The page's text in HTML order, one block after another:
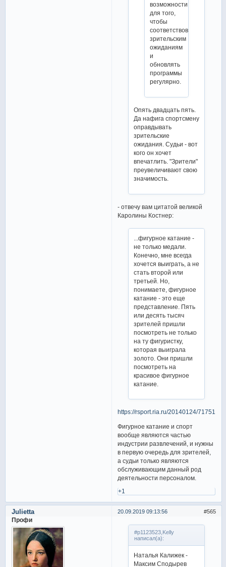
возможности
для того,
чтобы
соответствовать
зрительским
ожиданиям
и
обновлять
программы
регулярно.
Опять двадцать пять.
Да нафига спортсмену
оправдывать
зрительские
ожидания. Судьи - вот
кого он хочет
впечатлить. "Зрители"
преувеличивают свою
значимость.
- отвечу вам цитатой великой
Каролины Костнер:
...фигурное катание -
не только медали.
Конечно, мне всегда
хочется выиграть, а не
стать второй или
третьей. Но,
понимаете, фигурное
катание - это еще
представление. Пять
или десять тысяч
зрителей пришли
посмотреть не только
на ту фигуристку,
которая выиграла
золото. Они пришли
посмотреть на
красивое фигурное
катание.
https://rsport.ria.ru/20140124/
Фигурное катание и спорт
вообще являются частью
индустрии развлечений, и нужны
в первую очередь для зрителей,
а судьи только являются
обслуживающим данный род
деятельности персоналом.
+1
565
20.09.2019 09:13:56
Julietta
Профи
#p1123523,Kelly
написал(а):
Наталья Калижек -
Максим Сподырев